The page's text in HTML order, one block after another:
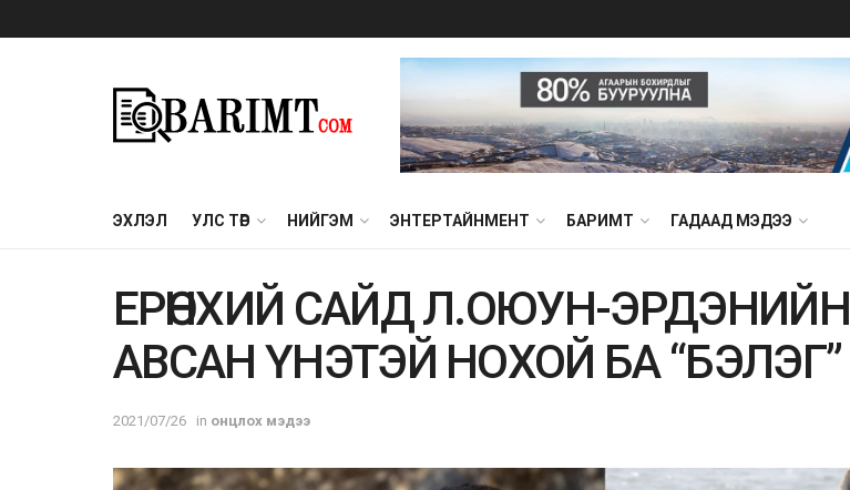
ЭХЛЭЛ УЛС ТӨР НИЙГЭМ ЭНТЕРТАЙНМЕНТ БАРИМТ ГАДААД МЭДЭЭ
ЕРӨНХИЙ САЙД Л.ОЮУН-ЭРДЭНИЙН
АВСАН ҮНЭТЭЙ НОХОЙ БА “БЭЛЭГ”
2021/07/26 in онцлох мэдээ